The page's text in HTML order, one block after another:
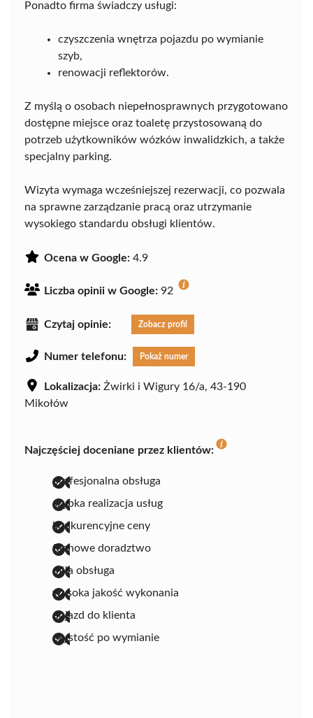
Ponadto firma świadczy usługi:
czyszczenia wnętrza pojazdu po wymianie
szyb,
renowacji reflektorów.
Z myślą o osobach niepełnosprawnych przygotowano
dostępne miejsce oraz toaletę przystosowaną do
potrzeb użytkowników wózków inwalidzkich, a także
specjalny parking.
Wizyta wymaga wcześniejszej rezerwacji, co pozwala
na sprawne zarządzanie pracą oraz utrzymanie
wysokiego standardu obsługi klientów.
Ocena w Google: 4.9
Liczba opinii w Google: 92
Czytaj opinie: Zobacz profil
Numer telefonu: Pokaż numer
Lokalizacja: Żwirki i Wigury 16/a, 43-190
Mikołów
Najczęściej doceniane przez klientów:
profesjonalna obsługa
szybka realizacja usług
konkurencyjne ceny
fachowe doradztwo
miła obsługa
wysoka jakość wykonania
dojazd do klienta
czystość po wymianie